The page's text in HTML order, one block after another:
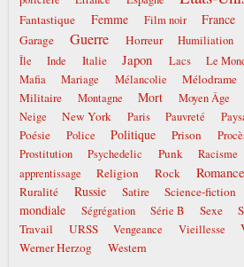
Fantastique Femme Film noir France
Garage Guerre Horreur Humiliation
Île
Inde Italie Japon Lacs Le
Mafia
Mariage Mélancolie Mélodrame
Militaire
Montagne Mort Moyen Âge
Neige
New York Paris Pauvreté
Poésie
Police Politique Prison
Prostitution
Psychedelic Punk Racisme
apprentissage
Religion Rock Romance
Ruralité Russie Satire Science-fiction
mondiale
Ségrégation Série B Sexe
Travail URSS Vengeance Vieillesse
Werner Herzog Western